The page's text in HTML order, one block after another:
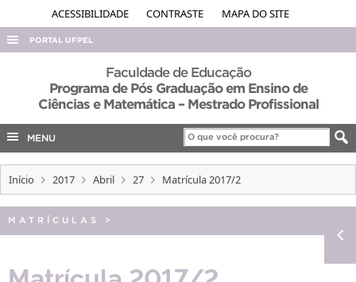
ACESSIBILIDADE CONTRASTE MAPA DO SITE
PORTAL UFPEL
ACESSO À INFORMAÇÃO
AUDITORIA
EDITAIS
Faculdade de Educação
Programa de Pós Graduação em Ensino de
Ciências e Matemática – Mestrado Profissional
MENU
Início 2017 Abril 27 Matrícula 2017/2
MATRÍCULAS >